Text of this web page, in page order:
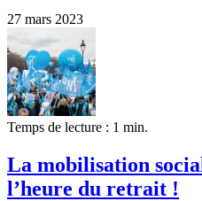
27 mars 2023
Temps de lecture : 1 min.
La mobilisation
l’heure du retrait !